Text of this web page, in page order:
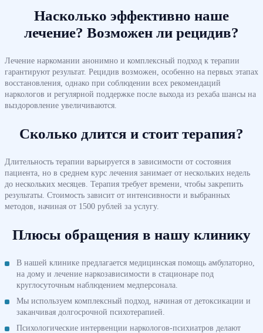
Насколько эффективно наше
лечение? Возможен ли рецидив?
Лечение наркомании анонимно и комплексный подход к терапии
гарантируют результат. Рецидив возможен, особенно на первых этапах
восстановления, однако при соблюдении всех рекомендаций
наркологов и регулярной поддержке после выхода из рехаба шансы на
выздоровление увеличиваются.
Сколько длится и стоит терапия?
Длительность терапии варьируется в зависимости от состояния
пациента, но в среднем курс лечения занимает от нескольких недель
до нескольких месяцев. Терапия требует времени, чтобы закрепить
результаты. Стоимость зависит от интенсивности и выбранных
методов, начиная от 1500 рублей за услугу.
Плюсы обращения в нашу клинику
В нашей клинике предлагается медицинская помощь амбулаторно,
на дому и лечение наркозависимости в стационаре под
круглосуточным наблюдением медперсонала.
Мы используем комплексный подход, начиная от детоксикации и
заканчивая долгосрочной психотерапией.
Психологические интервенции наркологов-психиатров делают